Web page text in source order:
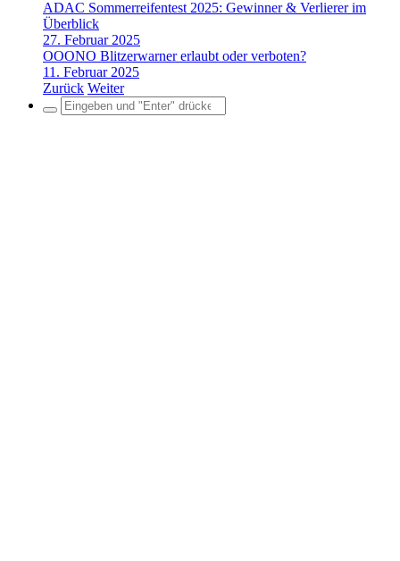
ADAC Sommerreifentest 2025: Gewinner & Verlierer im
Überblick
27. Februar 2025
OOONO Blitzerwarner erlaubt oder verboten?
11. Februar 2025
Zurück Weiter
Search
for: